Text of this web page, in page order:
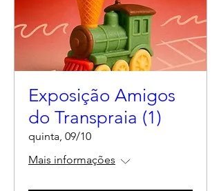
Exposição Amigos
do Transpraia (1)
quinta, 09/10
Mais informações